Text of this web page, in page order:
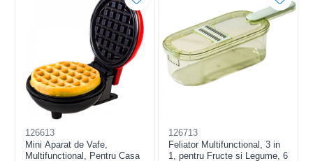
Lamele tocatorului de legume sunt realizate din material
durabil din otel inoxidabil 420, care este rezistent la rugina si
poate realiza taierea si macinarea legumelor si fructelor.
Corpul tocatorului de legume este fabricat din ABS de
calitate alimentara, nu contine BPA, non-toxic si fara gust.
Este foarte potrivit pentru taierea cartofilor, rosiilor,
castravetilor, morcovilor, ghimbirului, branzei, prajitilor si nu
numai.
126613
Mini Aparat de Vafe,
Multifunctional, Pentru Casa
126713
Feliator Multifunctional, 3 in
1, pentru Fructe si Legume, 6